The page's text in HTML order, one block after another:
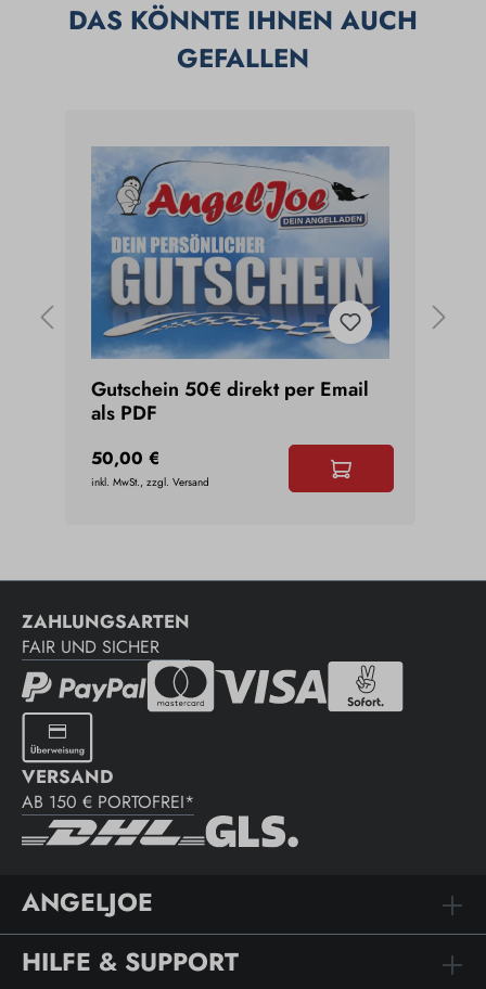
DAS KÖNNTE IHNEN AUCH
GEFALLEN
Gutschein 50€ direkt per Email
als PDF
50,00 €
inkl. MwSt., zzgl. Versand
ZAHLUNGSARTEN
FAIR UND SICHER
VERSAND
AB 150 € PORTOFREI*
ANGELJOE
HILFE & SUPPORT